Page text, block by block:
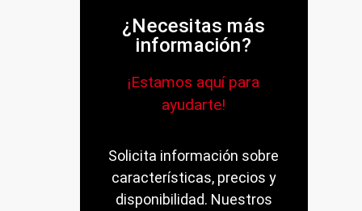
¿Necesitas más
información?
¡Estamos aquí para
ayudarte!
Solicita información sobre
características, precios y
disponibilidad. Nuestros